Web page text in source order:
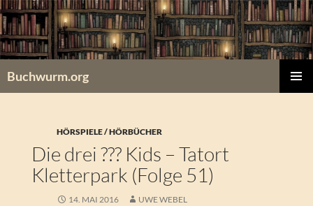
Zum
Inhalt
springen
Buchwurm.org
HÖRSPIELE / HÖRBÜCHER
Die drei ??? Kids – Tatort
Kletterpark (Folge 51)
14. MAI 2016 UWE WEBEL